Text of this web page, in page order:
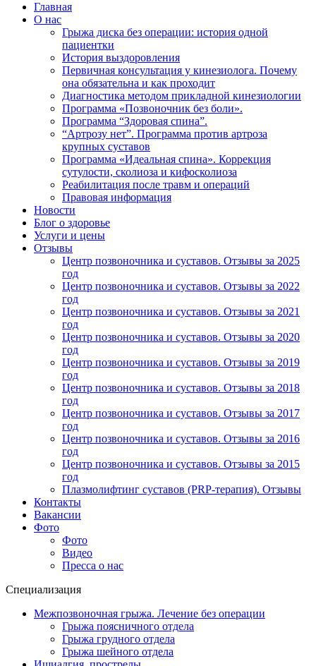
Главная
О нас
Грыжа диска без операции: история одной
пациентки
История выздоровления
Первичная консультация у кинезиолога. Почему
она обязательна и как проходит
Диагностика методом прикладной кинезиологии
Программа «Позвоночник без боли».
Программа “Здоровая спина”.
“Артрозу нет”. Программа против артроза
крупных суставов
Программа «Идеальная спина». Коррекция
сутулости, сколиоза и кифосколиоза
Реабилитация после травм и операций
Правовая информация
Новости
Блог о здоровье
Услуги и цены
Отзывы
Центр позвоночника и суставов. Отзывы за 2025
год
Центр позвоночника и суставов. Отзывы за 2022
год
Центр позвоночника и суставов. Отзывы за 2021
год
Центр позвоночника и суставов. Отзывы за 2020
год
Центр позвоночника и суставов. Отзывы за 2019
год
Центр позвоночника и суставов. Отзывы за 2018
год
Центр позвоночника и суставов. Отзывы за 2017
год
Центр позвоночника и суставов. Отзывы за 2016
год
Центр позвоночника и суставов. Отзывы за 2015
год
Плазмолифтинг суставов (PRP-терапия). Отзывы
Контакты
Вакансии
Фото
Фото
Видео
Пресса о нас
Специализация
Межпозвоночная грыжа. Лечение без операции
Грыжа поясничного отдела
Грыжа грудного отдела
Грыжа шейного отдела